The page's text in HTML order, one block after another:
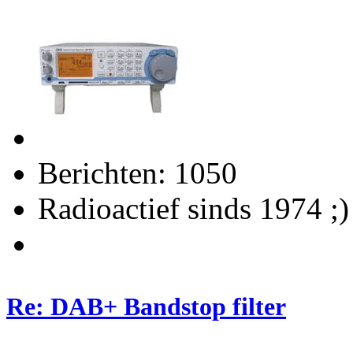
Berichten: 1050
Radioactief sinds 1974 ;)
Re: DAB+ Bandstop filter